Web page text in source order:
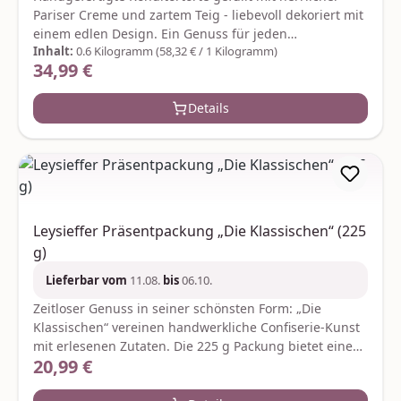
Pariser Creme und zartem Teig - liebevoll dekoriert mit
einem edlen Design. Ein Genuss für jeden
Tortenliebhaber. Das Gewicht beträgt ca. 600 Gramm.
Durchmesser: ca. 16 cm. Der Versand erfolgt in
bruchsicherer Verpackung und rotem Geschenkkarton.
Zutaten: Zucker, Vollei, pflanzliche Fette (Kokosfett,
Sonnenblumenöl, Rapsöl), Kakaomasse,
Kakaobutter, Weizenmehl, Aprikosenmark,
Backtriebmittel: Natriumhydrogencarbonat;
Säuerungsmittel: Zitronensäure; Geliermittel: Pektine;
Farbstoff: echtes Karmin, EisenoxidKann Spuren von
anderen Schalenfrüchten enthalten. Nährwerte pro
gesättigte Fettsäuren 12,35 g, Kohlenhydrate 31,62 g,
Zucker 25,82 g, Eiweiß 4,52 g, Salz 0,12 g
Hersteller:FloraPrima GmbHDidderser Str. 2838176
Wendeburginfo@floraprima.de
Inhalt: 0.6 Kilogramm (58,32 € / 1 Kilogramm)
Regulärer Preis:
34,99 €
Details
Leysieffer Präsentpackung „Die Klassischen“ (225
g)
Lieferbar vom 11.08. bis06.10.
Zeitloser Genuss in seiner schönsten Form: „Die
Klassischen“ vereinen handwerkliche Confiserie-Kunst
mit erlesenen Zutaten. Die 225 g Packung bietet eine
feine Auswahl bewährter Leysieffer-Spezialitäten –
Regulärer Preis:
20,99 €